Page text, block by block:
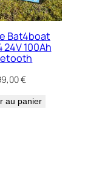
Bat4boat
24V 100Ah
€
au panier